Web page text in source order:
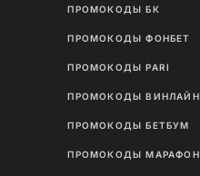
ПРОМОКОДЫ БК
ПРОМОКОДЫ ФОНБЕТ
ПРОМОКОДЫ PARI
ПРОМОКОДЫ ВИНЛАЙН
ПРОМОКОДЫ БЕТБУМ
ПРОМОКОДЫ МАРАФОН